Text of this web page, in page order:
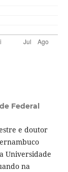
Federal
e doutor
Universidade
na